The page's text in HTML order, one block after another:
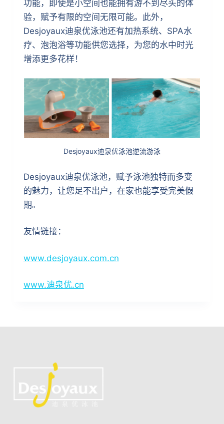
功能，即使是小空间也能拥有游不到尽头的体
验，赋予有限的空间无限可能。此外，
Desjoyaux迪泉优泳池还有加热系统、SPA水
疗、泡泡浴等功能供您选择，为您的水中时光
增添更多花样！
Desjoyaux迪泉优泳池逆流游泳
Desjoyaux迪泉优泳池，赋予泳池独特而多变
的魅力，让您足不出户，在家也能享受完美假
期。
友情链接：
www.desjoyaux.com.cn
www.迪泉优.cn